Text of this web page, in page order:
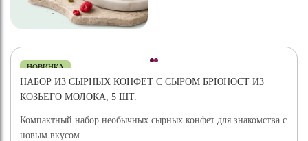
НОВИНКА
НАБОР ИЗ СЫРНЫХ КОНФЕТ С СЫРОМ БРЮНОСТ ИЗ
КОЗЬЕГО МОЛОКА, 5 ШТ.
Компактный набор необычных сырных конфет для знакомства с
новым вкусом.